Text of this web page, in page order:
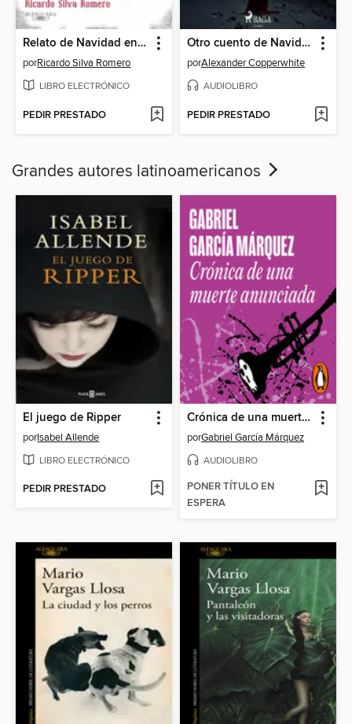
Relato de Navidad en La Gran Vía
porRicardo Silva Romero
LIBRO ELECTRÓNICO
PEDIR PRESTADO
Otro cuento de Navidad
porAlexander Copperwhite
AUDIOLIBRO
PEDIR PRESTADO
Grandes autores latinoamericanos
El juego de Ripper
porIsabel Allende
LIBRO ELECTRÓNICO
PEDIR PRESTADO
Crónica de una muerte anunciada
porGabriel García Márquez
AUDIOLIBRO
PONER TÍTULO EN
ESPERA